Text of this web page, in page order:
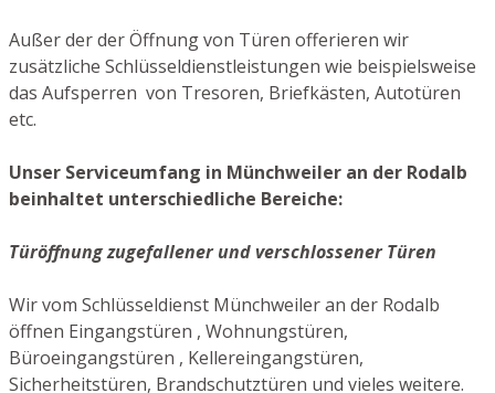
Außer der der Öffnung von Türen offerieren wir
zusätzliche Schlüsseldienstleistungen wie beispielsweise
das Aufsperren von Tresoren, Briefkästen, Autotüren
etc.
Unser Serviceumfang in Münchweiler an der Rodalb
beinhaltet unterschiedliche Bereiche:
Türöffnung zugefallener und verschlossener Türen
Wir vom Schlüsseldienst Münchweiler an der Rodalb
öffnen Eingangstüren , Wohnungstüren,
Büroeingangstüren , Kellereingangstüren,
Sicherheitstüren, Brandschutztüren und vieles weitere.